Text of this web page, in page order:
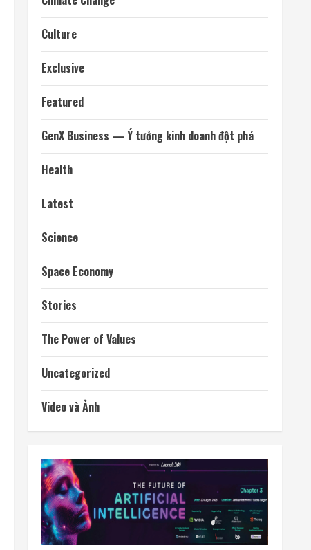
Culture
Exclusive
Featured
GenX Business — Ý tưởng kinh doanh đột phá
Health
Latest
Science
Space Economy
Stories
The Power of Values
Uncategorized
Video và Ảnh